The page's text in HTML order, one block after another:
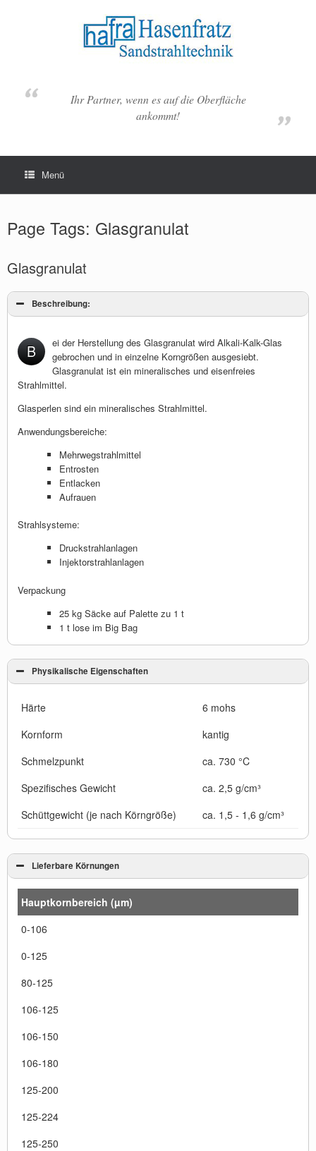
Ihr Partner, wenn es auf die Oberfläche
ankommt!
Menü
Page Tags: Glasgranulat
Glasgranulat
Beschreibung:
B
ei der Herstellung des Glasgranulat wird Alkali-Kalk-Glas
gebrochen und in einzelne Korngrößen ausgesiebt.
Glasgranulat ist ein mineralisches und eisenfreies
Strahlmittel.
Glasperlen sind ein mineralisches Strahlmittel.
Anwendungsbereiche:
Mehrwegstrahlmittel
Entrosten
Entlacken
Aufrauen
Strahlsysteme:
Druckstrahlanlagen
Injektorstrahlanlagen
Verpackung
25 kg Säcke auf Palette zu 1 t
1 t lose im Big Bag
Physikalische Eigenschaften
Härte
6 mohs
Kornform
kantig
Schmelzpunkt
ca. 730 °C
Spezifisches Gewicht
ca. 2,5 g/cm³
Schüttgewicht (je nach Körngröße)
ca. 1,5 - 1,6 g/cm³
Lieferbare Körnungen
Hauptkornbereich (µm)
0-106
0-125
80-125
106-125
106-150
106-180
125-200
125-224
125-250